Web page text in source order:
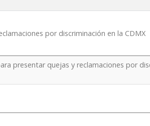
por discriminación en la CDMX
presentar quejas y reclamaciones por